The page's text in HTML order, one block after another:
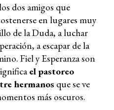
dos amigos que
en lugares muy
de la Duda, a luchar
a escapar de la
Fiel y Esperanza son
el pastoreo
hermanos que se ve
más oscuros.